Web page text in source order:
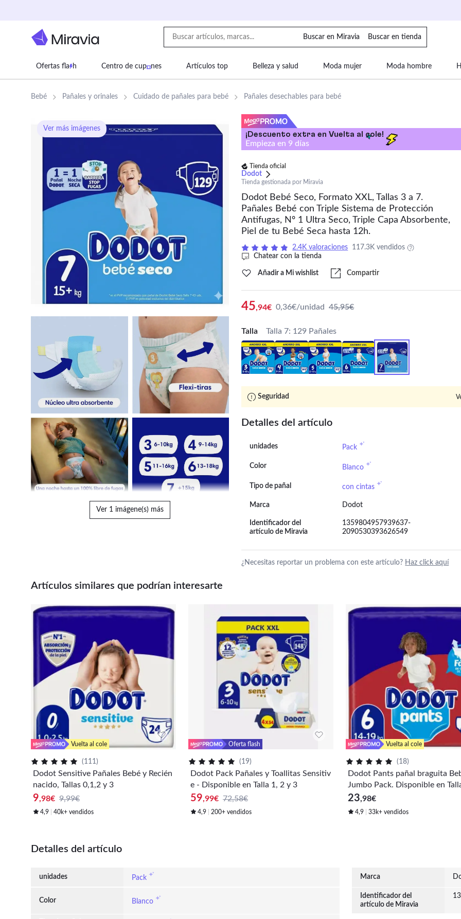
Buscar en Miravia Buscar en tienda
Ofertas fla h Centro de cup nes Artículos top Belleza y salud Moda mujer Moda hombre
Supermercado Juguetes Deportes Equipaje Mascotas Bebé
Bebé Pañales y orinales Cuidado de pañales para bebé Pañales desechables para bebé
Ver más imágenes
Ver 1 imágene(s) más
¡Descuento extra en Vuelta al cole!
Empieza en 9 días
Tienda oficial
Dodot
Tienda gestionada por Miravia
Dodot Bebé Seco, Formato XXL, Tallas 3 a 7.
Pañales Bebé con Triple Sistema de Protección
Antifugas, Nº 1 Ultra Seco, Triple Capa Absorbente,
Piel de tu Bebé Seca hasta 12h.
2.4K valoraciones
117.3K vendidos
Chatear con la tienda
Añadir a Mi wishlist Compartir
45,94€ 0,36€/unidad 45,95€
Talla Talla 7: 129 Pañales
Seguridad
Detalles del artículo
unidades Pack
Color Blanco
Tipo de pañal con cintas
Marca Dodot
Identificador del
artículo de Miravia
1359804957939637-
2090530393626549
¿Necesitas reportar un problema con este artículo? Haz click aquí
Artículos similares que podrían interesarte
Vuelta al cole
(111)
Dodot Sensitive Pañales Bebé y Recién
nacido, Tallas 0,1,2 y 3
9,98€ 9,99€
4,9 40k+ vendidos
Oferta flash
(19)
Dodot Pack Pañales y Toallitas Sensitiv
e - Disponible en Talla 1, 2 y 3
59,99€ 72,58€
4,9 200+ vendidos
Vuelta al cole
(18)
Dodot Pants pañal braguita
Jumbo Pack. Disponible en
y 6.
23,98€
4,9 33k+ vendidos
Detalles del artículo
unidades Pack Marca
Color Blanco
Identificador del
artículo de Miravia